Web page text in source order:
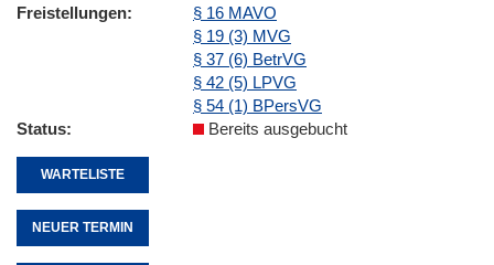
Freistellungen
§ 16 MAVO
§ 19 (3) MVG
§ 37 (6) BetrVG
§ 42 (5) LPVG
§ 54 (1) BPersVG
Status
Bereits ausgebucht
WARTELISTE
NEUER TERMIN